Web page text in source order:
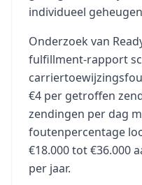
individueel
Onderzoek van
fulfillment-rapport
€4 per getroffen
zendingen per dag
foutenpercentage
€18.000 tot €36.000
per jaar.